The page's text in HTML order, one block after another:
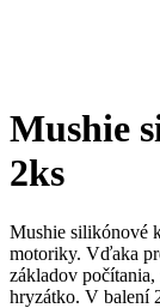
Mushie
2ks
Mushie silikónové
motoriky. Vďaka
základov
hryzátko. V balení